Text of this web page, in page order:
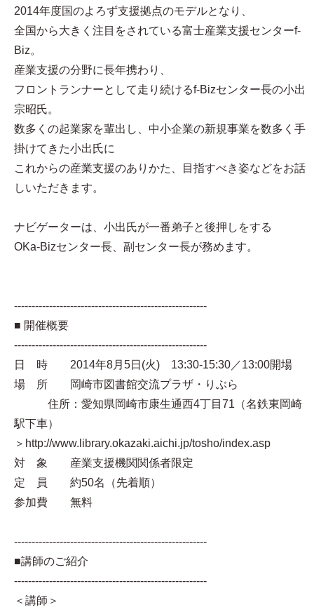
2014年度国のよろず支援拠点のモデルとなり、
全国から大きく注目をされている富士産業支援センターf-
Biz。
産業支援の分野に長年携わり、
フロントランナーとして走り続けるf-Bizセンター長の小出
宗昭氏。
数多くの起業家を輩出し、中小企業の新規事業を数多く手
掛けてきた小出氏に
これからの産業支援のありかた、目指すべき姿などをお話
しいただきます。
ナビゲーターは、小出氏が一番弟子と後押しをする
OKa-Bizセンター長、副センター長が務めます。
-------------------------------------------------------
■ 開催概要
-------------------------------------------------------
日 時 2014年8月5日(火) 13:30-15:30／13:00開場
場 所 岡崎市図書館交流プラザ・りぶら
住所：愛知県岡崎市康生通西4丁目71（名鉄東岡崎
駅下車）
＞http://www.library.okazaki.aichi.jp/tosho/index.asp
対 象 産業支援機関関係者限定
定 員 約50名（先着順）
参加費 無料
-------------------------------------------------------
■講師のご紹介
-------------------------------------------------------
＜講師＞